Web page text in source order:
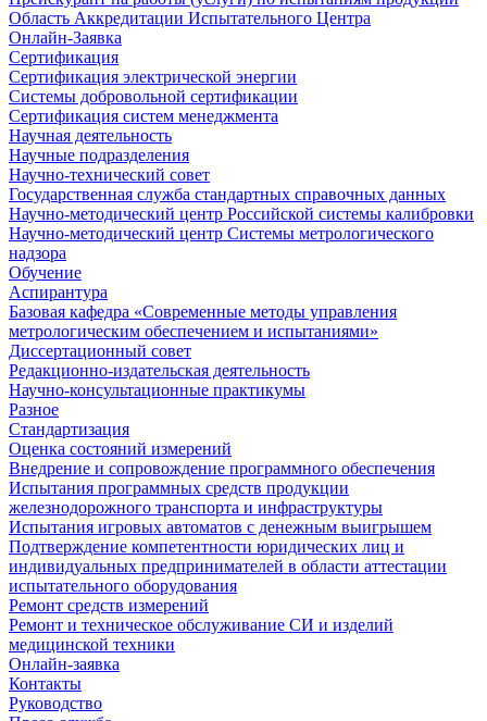
Область Аккредитации Испытательного Центра
Онлайн-Заявка
Сертификация
Сертификация электрической энергии
Системы добровольной сертификации
Сертификация систем менеджмента
Научная деятельность
Научные подразделения
Научно-технический совет
Государственная служба стандартных справочных данных
Научно-методический центр Российской системы калибровки
Научно-методический центр Системы метрологического
надзора
Обучение
Аспирантура
Базовая кафедра «Современные методы управления
метрологическим обеспечением и испытаниями»
Диссертационный совет
Редакционно-издательская деятельность
Научно-консультационные практикумы
Разное
Стандартизация
Оценка состояний измерений
Внедрение и сопровождение программного обеспечения
Испытания программных средств продукции
железнодорожного транспорта и инфраструктуры
Испытания игровых автоматов с денежным выигрышем
Подтверждение компетентности юридических лиц и
индивидуальных предпринимателей в области аттестации
испытательного оборудования
Ремонт средств измерений
Ремонт и техническое обслуживание СИ и изделий
медицинской техники
Онлайн-заявка
Контакты
Руководство